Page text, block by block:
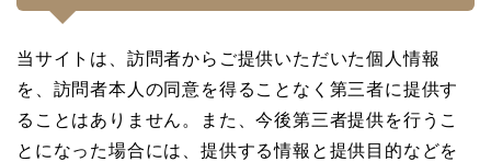
当サイトは、訪問者からご提供いただいた個人情報
を、訪問者本人の同意を得ることなく第三者に提供す
ることはありません。また、今後第三者提供を行うこ
とになった場合には、提供する情報と提供目的などを